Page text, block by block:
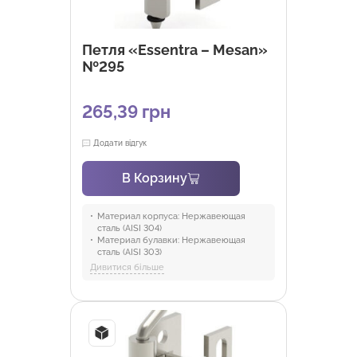
Петля «Essentra – Mesan»
№295
265,39 грн
Додати відгук
В Корзину
Материал корпуса: Нержавеющая
сталь (AISI 304)
Материал булавки: Нержавеющая
сталь (AISI 303)
Материал:Нержавеющая сталь
Покрытие:Без покрытия
Отрасли:Промышленность и
оборудование, Торговля и HoReCa
Дивитися більше